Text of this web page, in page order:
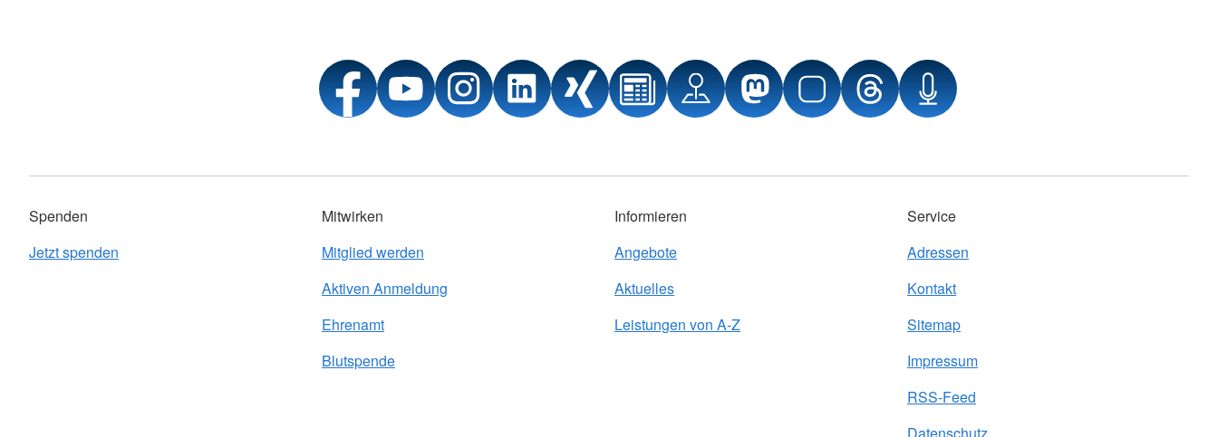
Spenden
Jetzt spenden
Mitwirken
Mitglied werden
Aktiven Anmeldung
Ehrenamt
Blutspende
Informieren
Angebote
Aktuelles
Leistungen von A-Z
Service
Adressen
Kontakt
Sitemap
Impressum
RSS-Feed